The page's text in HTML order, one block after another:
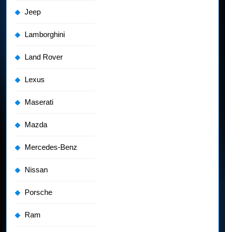
Jeep
Lamborghini
Land Rover
Lexus
Maserati
Mazda
Mercedes-Benz
Nissan
Porsche
Ram